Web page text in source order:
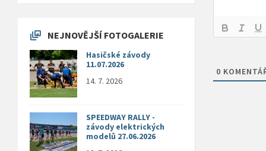
0
NEJNOVĚJŠÍ FOTOGALERIE
Hasičské závody
11.07.2026
14. 7. 2026
SPEEDWAY RALLY -
závody elektrických
modelů 27.06.2026